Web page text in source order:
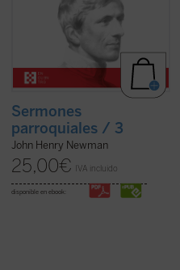
Sermones
parroquiales / 3
John Henry Newman
25,00€ IVA incluido
disponible en ebook: